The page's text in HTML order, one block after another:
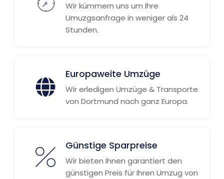
Wir kümmern uns um Ihre
Umuzgsanfrage in weniger als 24
Stunden.
Europaweite Umzüge
Wir erledigen Umzüge & Transporte
von Dortmund nach ganz Europa.
Günstige Sparpreise
Wir bieten Ihnen garantiert den
günstigen Preis für Ihren Umzug von